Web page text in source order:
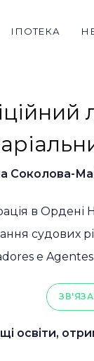
ІПОТЕКА
Соколова-
в Ордені
судових
e
освіти,